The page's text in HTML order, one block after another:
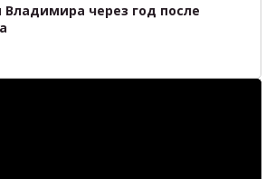
через год после